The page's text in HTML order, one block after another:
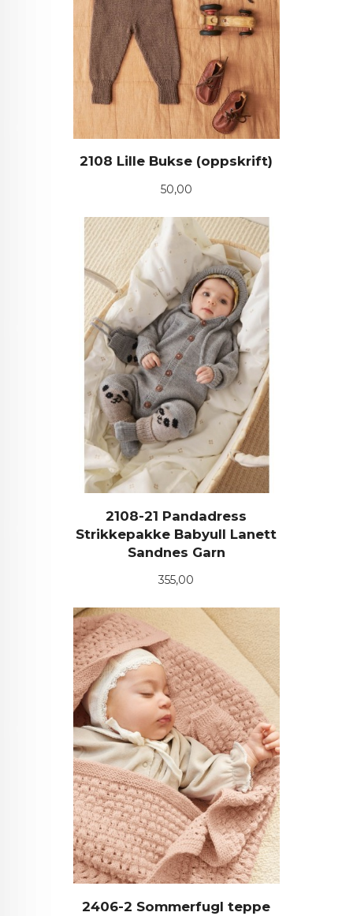
2108 Lille Bukse (oppskrift)
Pris
50,00
2108-21 Pandadress
Strikkepakke Babyull Lanett
Sandnes Garn
Pris
355,00
2406-2 Sommerfugl teppe